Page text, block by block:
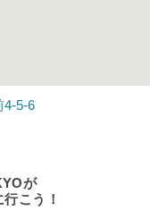
4-5-6
が
こう！